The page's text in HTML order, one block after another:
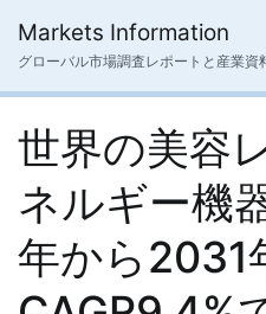
ス
Markets Information
グローバル市場調査レポートと産業資
世界の美容
ネルギー機
年から2031